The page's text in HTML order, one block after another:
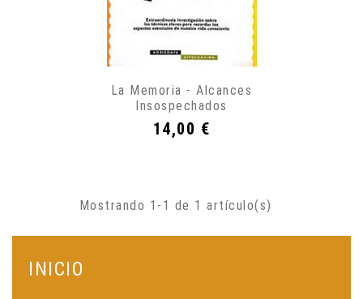
La Memoria - Alcances
Insospechados
Precio
14,00 €
Mostrando 1-1 de 1 artículo(s)
INICIO